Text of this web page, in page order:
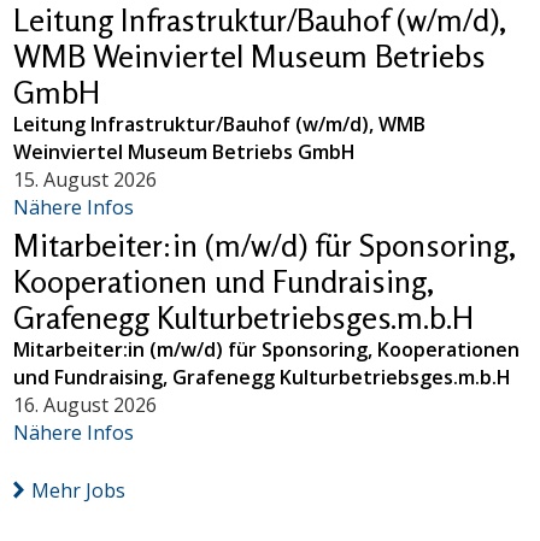
Leitung Infrastruktur/Bauhof (w/m/d),
WMB Weinviertel Museum Betriebs
GmbH
Leitung Infrastruktur/Bauhof (w/m/d), WMB
Weinviertel Museum Betriebs GmbH
15. August 2026
Nähere Infos
Mitarbeiter:in (m/w/d) für Sponsoring,
Kooperationen und Fundraising,
Grafenegg Kulturbetriebsges.m.b.H
Mitarbeiter:in (m/w/d) für Sponsoring, Kooperationen
und Fundraising, Grafenegg Kulturbetriebsges.m.b.H
16. August 2026
Nähere Infos
Mehr Jobs